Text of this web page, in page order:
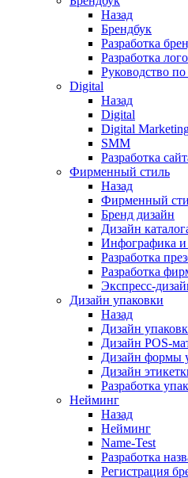
Назад
Брендбук
Разработка
Разработка
Руководство
Digital
Назад
Digital
Digital
SMM
Разработка
Фирменный стиль
Назад
Фирменный
Бренд дизайн
Дизайн
Инфографика
Разработка
Разработка
Экспресс-
Дизайн упаковки
Назад
Дизайн
Дизайн POS-
Дизайн формы
Дизайн
Разработка
Нейминг
Назад
Нейминг
Name-Test
Разработка
Регистрация